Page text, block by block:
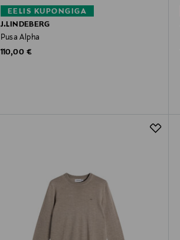
EELIS KUPONGIGA
J.LINDEBERG
Pusa Alpha
Original Price
110,00 €